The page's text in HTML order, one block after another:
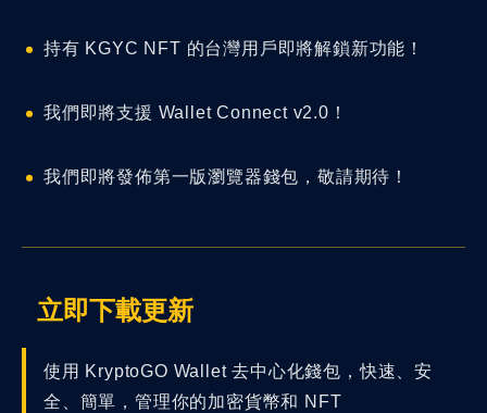
持有 KGYC NFT 的台灣用戶即將解鎖新功能！
我們即將支援 Wallet Connect v2.0！
我們即將發佈第一版瀏覽器錢包，敬請期待！
立即下載更新
使用 KryptoGO Wallet 去中心化錢包，快速、安
全、簡單，管理你的加密貨幣和 NFT